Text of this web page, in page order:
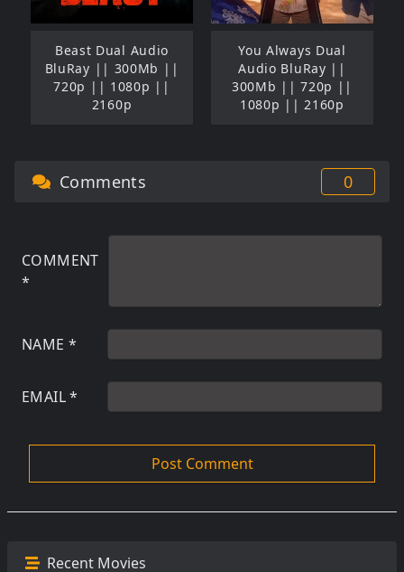
Beast Dual Audio
BluRay || 300Mb ||
720p || 1080p ||
2160p
You Always Dual
Audio BluRay ||
300Mb || 720p ||
1080p || 2160p
Comments 0
COMMENT
*
NAME *
EMAIL*
Recent Movies